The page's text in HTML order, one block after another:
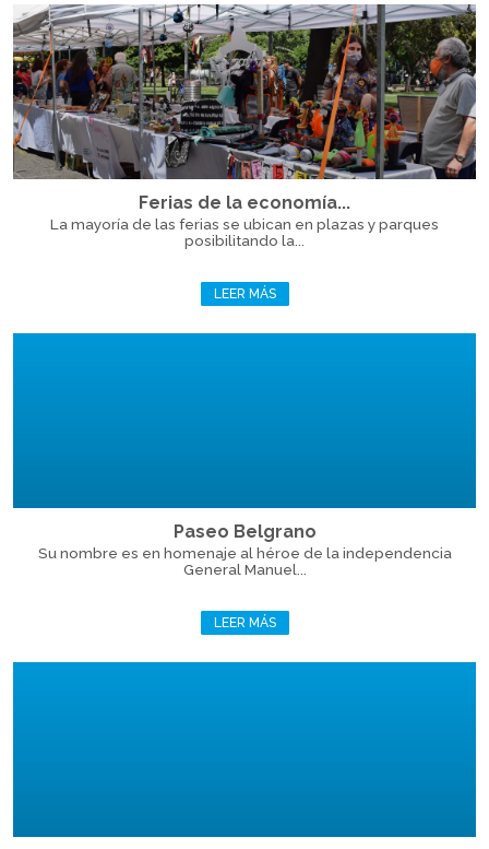
Ferias de la economía...
La mayoría de las ferias se ubican en plazas y parques
posibilitando la...
LEER MÁS
Paseo Belgrano
Su nombre es en homenaje al héroe de la independencia
General Manuel...
LEER MÁS